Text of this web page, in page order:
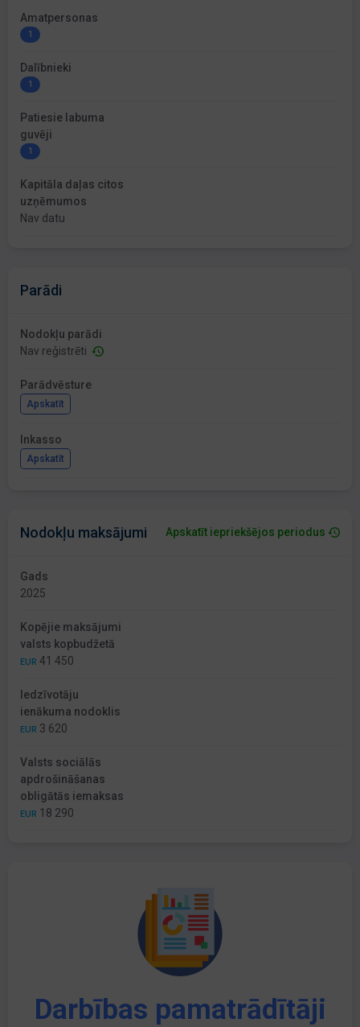
Amatpersonas
1
Dalībnieki
1
Patiesie labuma
guvēji
1
Kapitāla daļas citos
uzņēmumos
Nav datu
Parādi
Nodokļu parādi
Nav reģistrēti
Parādvēsture
Apskatīt
Inkasso
Apskatīt
Nodokļu maksājumi Apskatīt iepriekšējos periodus
Gads
2025
Kopējie maksājumi
valsts kopbudžetā
EUR 41 450
Iedzīvotāju
ienākuma nodoklis
EUR 3 620
Valsts sociālās
apdrošināšanas
obligātās iemaksas
EUR 18 290
Darbības pamatrādītāji